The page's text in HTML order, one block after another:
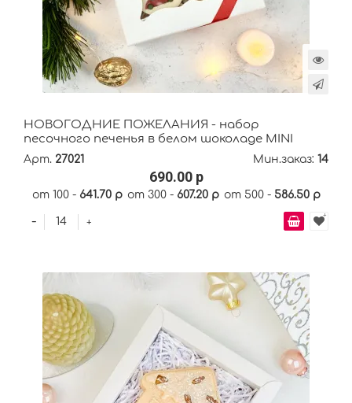
НОВОГОДНИЕ ПОЖЕЛАНИЯ - набор
песочного печенья в белом шоколаде MINI
Арт. 27021 Мин.заказ: 14
690.00 р
от 100 - 641.70 р от 300 - 607.20 р от 500 - 586.50 р
+
-